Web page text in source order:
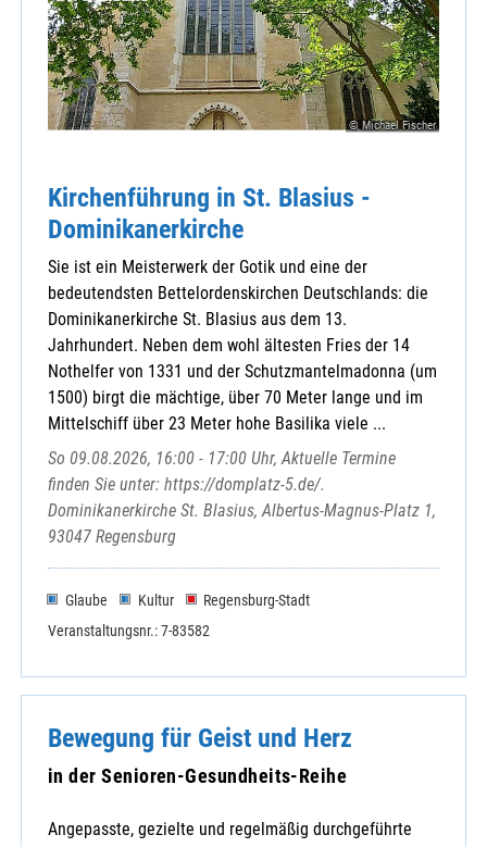
© Michael Fischer
Kirchenführung in St. Blasius -
Dominikanerkirche
Sie ist ein Meisterwerk der Gotik und eine der
bedeutendsten Bettelordenskirchen Deutschlands: die
Dominikanerkirche St. Blasius aus dem 13.
Jahrhundert. Neben dem wohl ältesten Fries der 14
Nothelfer von 1331 und der Schutzmantelmadonna (um
1500) birgt die mächtige, über 70 Meter lange und im
Mittelschiff über 23 Meter hohe Basilika viele ...
So 09.08.2026, 16:00 - 17:00 Uhr, Aktuelle Termine
finden Sie unter: https://domplatz-5.de/.
Dominikanerkirche St. Blasius, Albertus-Magnus-Platz 1,
93047 Regensburg
Glaube Kultur
Regensburg-Stadt
Veranstaltungsnr.: 7-83582
Bewegung für Geist und Herz
in der Senioren-Gesundheits-Reihe
Angepasste, gezielte und regelmäßig durchgeführte